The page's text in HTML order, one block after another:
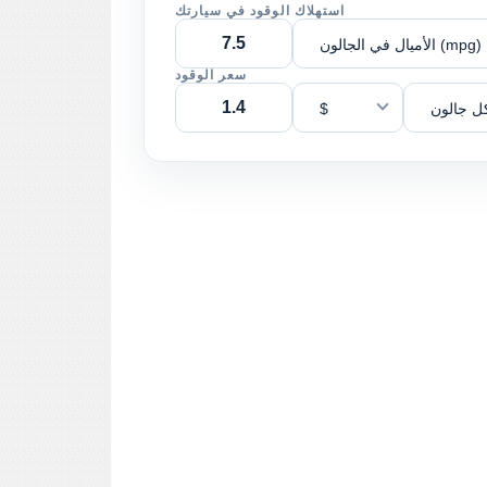
استهلاك الوقود في سيارتك
الأميال في الجالون (mpg)
سعر الوقود
$ جالون